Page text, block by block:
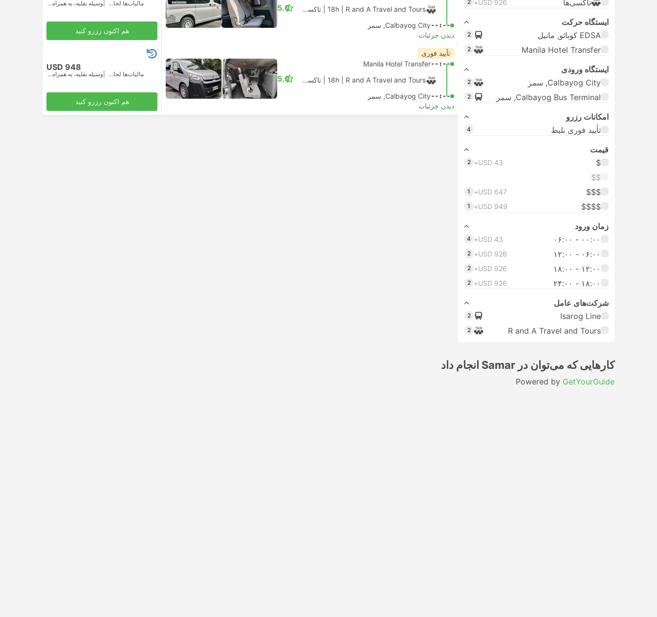
تاکسی‌ها USD 926+
2
ایستگاه حرکت
EDSA کوبائو, مانیل
2
Manila Hotel Transfer
2
ایستگاه ورودی
Calbayog City, سمر
2
Calbayog Bus Terminal, سمر 2
امکانات رزرو
تأیید فوری بلیط
4
قیمت
$
USD 43+
2
$$
$$$
USD 647+
1
$$$$
USD 949+
1
زمان ورود
۰۰:۰۰ - ۰۶:۰۰
USD 43+
4
۰۶:۰۰ - ۱۲:۰۰ USD 926+
2
۱۲:۰۰ - ۱۸:۰۰ USD 926+
2
۱۸:۰۰ - ۲۴:۰۰ USD 926+
2
شرکت‌های عامل
Isarog Line
2
R and A Travel and Tours
2
18h | R and A Travel and Tours تاکسی ون 6 نفره
--:--Calbayog City, سمر
5.0
دیدن جزئیات
مالیات‌ها لحاظ شده وسیله نقلیه، به همراه همه‌چیز
هم اکنون رزرو کنید
تأیید فوری
--:--
Manila Hotel Transfer
18h | R and A Travel and Tours تاکسی ون 12 نفره
--:--Calbayog City, سمر
5.0
دیدن جزئیات
USD 948
مالیات‌ها لحاظ شده وسیله نقلیه، به همراه همه‌چیز
هم اکنون رزرو کنید
کارهایی که می‌توان در Samar انجام داد
Powered by GetYourGuide